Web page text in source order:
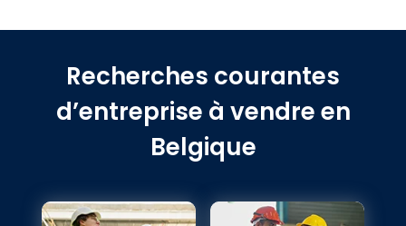
Recherches courantes
d’entreprise à vendre en
Belgique